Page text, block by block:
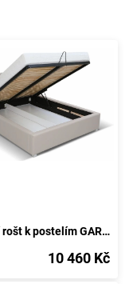
Zvedací rošt k postelím GARGE 180
10 460 Kč